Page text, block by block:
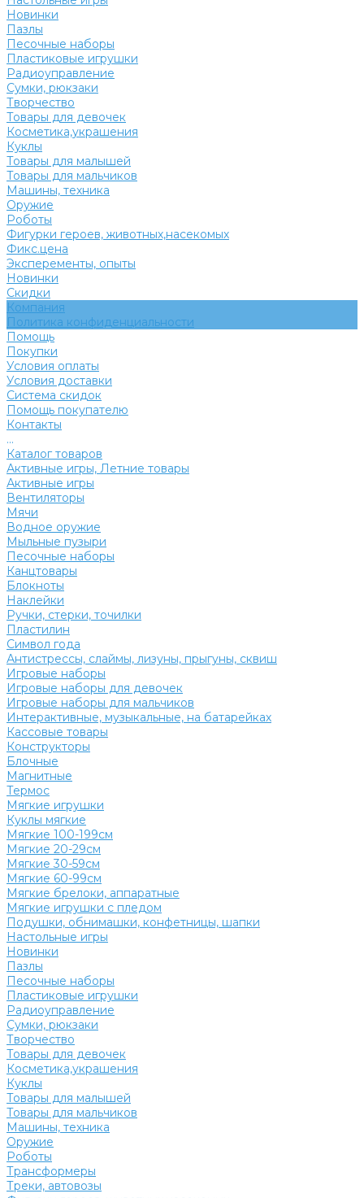
Новинки
Пазлы
Песочные наборы
Пластиковые игрушки
Радиоуправление
Сумки, рюкзаки
Творчество
Товары для девочек
Косметика,украшения
Куклы
Товары для малышей
Товары для мальчиков
Машины, техника
Оружие
Роботы
Фигурки героев, животных,насекомых
Фикс.цена
Эксперементы, опыты
Новинки
Скидки
Компания
Политика конфиденциальности
Помощь
Покупки
Условия оплаты
Условия доставки
Система скидок
Помощь покупателю
Контакты
...
Каталог товаров
Активные игры, Летние товары
Активные игры
Вентиляторы
Мячи
Водное оружие
Мыльные пузыри
Песочные наборы
Канцтовары
Блокноты
Наклейки
Ручки, стерки, точилки
Пластилин
Символ года
Антистрессы, слаймы, лизуны, прыгуны, сквиш
Игровые наборы
Игровые наборы для девочек
Игровые наборы для мальчиков
Интерактивные, музыкальные, на батарейках
Кассовые товары
Конструкторы
Блочные
Магнитные
Термос
Мягкие игрушки
Куклы мягкие
Мягкие 100-199см
Мягкие 20-29см
Мягкие 30-59см
Мягкие 60-99см
Мягкие брелоки, аппаратные
Мягкие игрушки с пледом
Подушки, обнимашки, конфетницы, шапки
Настольные игры
Новинки
Пазлы
Песочные наборы
Пластиковые игрушки
Радиоуправление
Сумки, рюкзаки
Творчество
Товары для девочек
Косметика,украшения
Куклы
Товары для малышей
Товары для мальчиков
Машины, техника
Оружие
Роботы
Трансформеры
Треки, автовозы